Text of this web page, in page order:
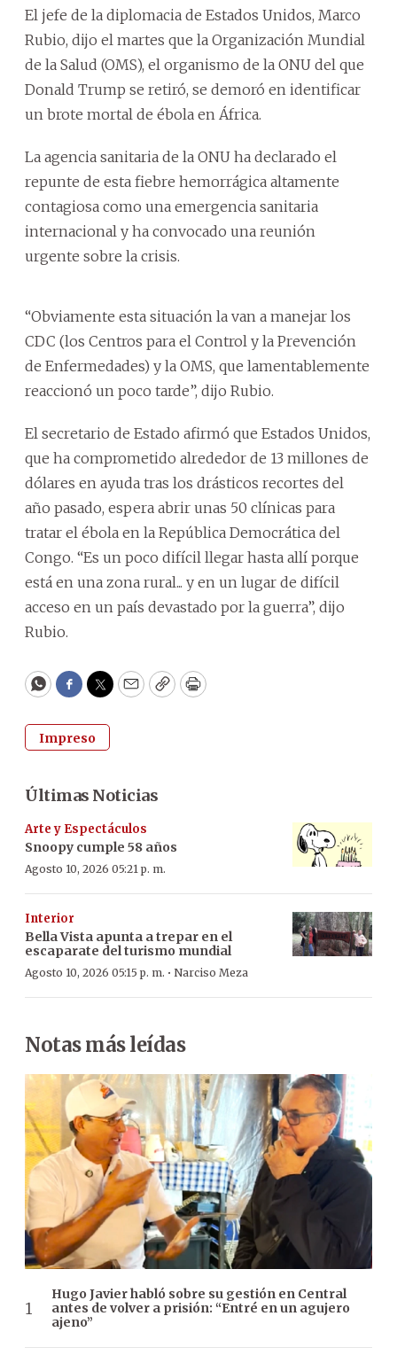
El jefe de la diplomacia de Estados Unidos, Marco
Rubio, dijo el martes que la Organización Mundial
de la Salud (OMS), el organismo de la ONU del que
Donald Trump se retiró, se demoró en identificar
un brote mortal de ébola en África.
La agencia sanitaria de la ONU ha declarado el
repunte de esta fiebre hemorrágica altamente
contagiosa como una emergencia sanitaria
internacional y ha convocado una reunión
urgente sobre la crisis.
“Obviamente esta situación la van a manejar los
CDC (los Centros para el Control y la Prevención
de Enfermedades) y la OMS, que lamentablemente
reaccionó un poco tarde”, dijo Rubio.
El secretario de Estado afirmó que Estados Unidos,
que ha comprometido alrededor de 13 millones de
dólares en ayuda tras los drásticos recortes del
año pasado, espera abrir unas 50 clínicas para
tratar el ébola en la República Democrática del
Congo. “Es un poco difícil llegar hasta allí porque
está en una zona rural... y en un lugar de difícil
acceso en un país devastado por la guerra”, dijo
Rubio.
WhatsApp
Facebook
Twitter
EmailCopyPrint
Impreso
Últimas Noticias
Arte y Espectáculos
Snoopy cumple 58 años
Agosto 10, 2026 05:21 p. m.
Interior
Bella Vista apunta a trepar en el
escaparate del turismo mundial
Agosto 10, 2026 05:15 p. m. · Narciso Meza
Notas más leídas
Hugo Javier habló sobre su gestión en Central
antes de volver a prisión: “Entré en un agujero
ajeno”